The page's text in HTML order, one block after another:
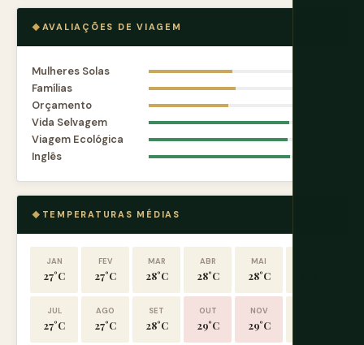
AVALIAÇÕES DE VIAGEM
Mulheres Solas
Famílias
Orçamento
Vida Selvagem
Viagem Ecológica
Inglês
TEMPERATURAS MÉDIAS
JAN
27°C
FEV
27°C
MAR
28°C
ABR
28°C
MAI
28°C
JUL
27°C
AGO
27°C
SET
28°C
OUT
29°C
NOV
29°C